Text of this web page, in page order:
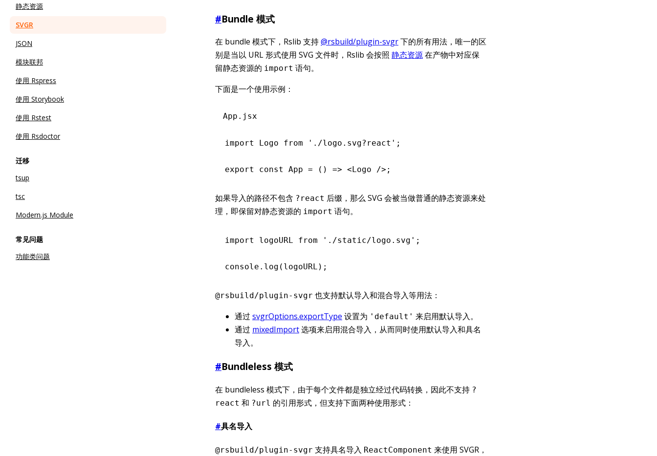
静态资源
SVGR
JSON
模块联邦
使用 Rspress
使用 Storybook
使用 Rstest
使用 Rsdoctor
迁移
tsup
tsc
Modern.js Module
常见问题
功能类问题
#Bundle 模式
在 bundle 模式下，Rslib 支持@rsbuild/plugin-svgr下的所有用法，唯一的区
别是当以 URL 形式使用 SVG 文件时，Rslib 会按照 静态资源在产物中对应保
留静态资源的 import 语句。
下面是一个使用示例：
App.jsx
import Logo from './logo.svg?react' ;
export const App = () => < Logo />;
如果导入的路径不包含 ?react 后缀，那么 SVG 会被当做普通的静态资源来处
理，即保留对静态资源的 import 语句。
import logoURL from './static/logo.svg' ;
console .log (logoURL);
@rsbuild/plugin-svgr 也支持默认导入和混合导入等用法：
通过 svgrOptions.exportType 设置为 'default' 来启用默认导入。
通过 mixedImport选项来启用混合导入，从而同时使用默认导入和具名
导入。
#Bundleless 模式
在 bundleless 模式下，由于每个文件都是独立经过代码转换，因此不支持 ?
react 和 ?url 的引用形式，但支持下面两种使用形式：
#具名导入
@rsbuild/plugin-svgr 支持具名导入 ReactComponent 来使用 SVGR，